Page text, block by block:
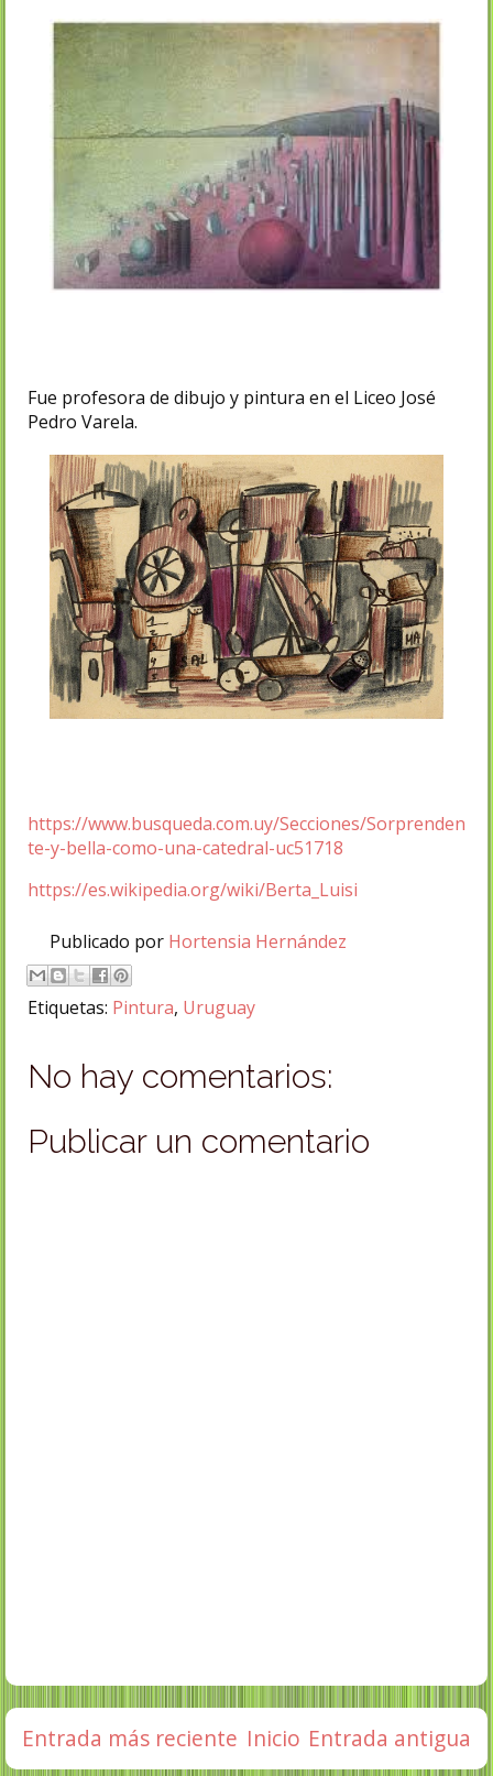
Fue profesora de dibujo y pintura en el Liceo José
Pedro Varela.
https://www.busqueda.com.uy/Secciones/Sorprenden
te-y-bella-como-una-catedral-uc51718
https://es.wikipedia.org/wiki/Berta_Luisi
Publicado por Hortensia Hernández
Etiquetas: Pintura, Uruguay
No hay comentarios:
Publicar un comentario
Entrada más reciente Entrada antigua
Inicio